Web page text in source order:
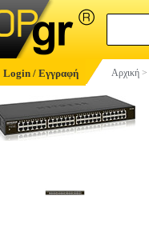
Login / Εγγραφή Αρχική >